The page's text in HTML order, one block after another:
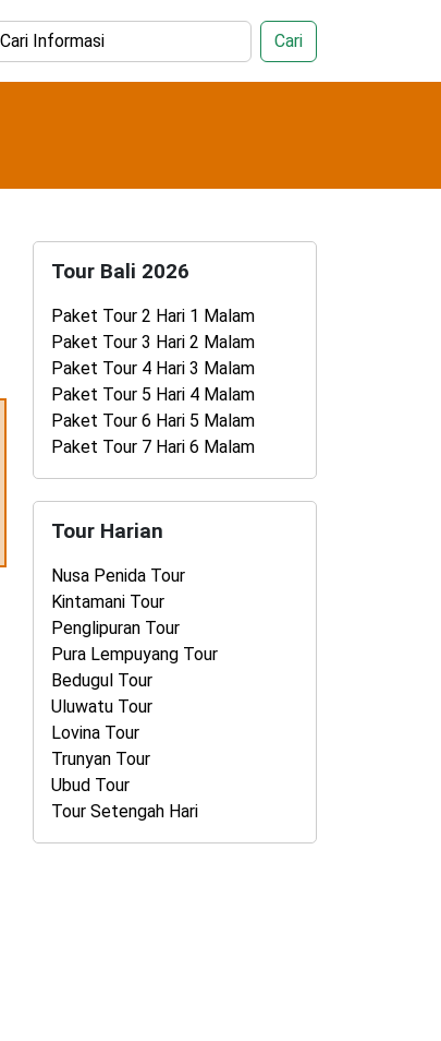
Cari
Tour Bali 2026
Paket Tour 2 Hari 1 Malam
Paket Tour 3 Hari 2 Malam
Paket Tour 4 Hari 3 Malam
Paket Tour 5 Hari 4 Malam
Paket Tour 6 Hari 5 Malam
Paket Tour 7 Hari 6 Malam
Tour Harian
Nusa Penida Tour
Kintamani Tour
Penglipuran Tour
Pura Lempuyang Tour
Bedugul Tour
Uluwatu Tour
Lovina Tour
Trunyan Tour
Ubud Tour
Tour Setengah Hari